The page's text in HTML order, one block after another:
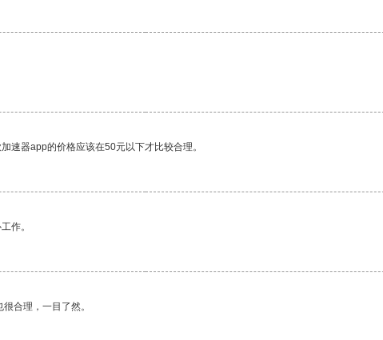
速器app的价格应该在50元以下才比较合理。
作。
合理，一目了然。